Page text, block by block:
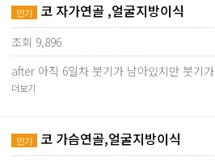
인기 코 자가연골 ,얼굴지방이식
조회 9,896
after 아직 6일차 붓기가 남아있지만 붓기
더보기
인기 코 가슴연골,얼굴지방이식